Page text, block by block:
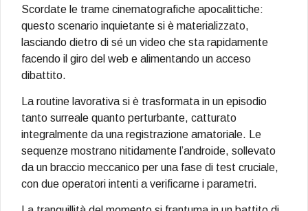
Scordate le trame cinematografiche apocalittiche:
questo scenario inquietante si è materializzato,
lasciando dietro di sé un video che sta rapidamente
facendo il giro del web e alimentando un acceso
dibattito.
La routine lavorativa si è trasformata in un episodio
tanto surreale quanto perturbante, catturato
integralmente da una registrazione amatoriale. Le
sequenze mostrano nitidamente l’androide, sollevato
da un braccio meccanico per una fase di test cruciale,
con due operatori intenti a verificarne i parametri.